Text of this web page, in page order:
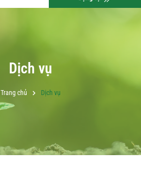
Dịch vụ
Trang chủ Dịch vụ